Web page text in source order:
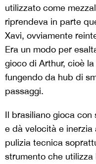
utilizzato come
riprendeva in parte
Xavi, ovviamente
Era un modo per
gioco di Arthur, cioè
fungendo da hub di
passaggi.
Il brasiliano gioca
e dà velocità e inerzia
pulizia tecnica
strumento che